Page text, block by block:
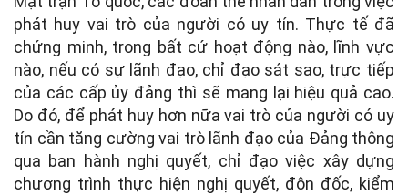
phát huy vai trò của người có uy tín. Thực tế đã
chứng minh, trong bất cứ hoạt động nào, lĩnh vực
nào, nếu có sự lãnh đạo, chỉ đạo sát sao, trực tiếp
của các cấp ủy đảng thì sẽ mang lại hiệu quả cao.
Do đó, để phát huy hơn nữa vai trò của người có uy
tín cần tăng cường vai trò lãnh đạo của Đảng thông
qua ban hành nghị quyết, chỉ đạo việc xây dựng
chương trình thực hiện nghị quyết, đôn đốc, kiểm